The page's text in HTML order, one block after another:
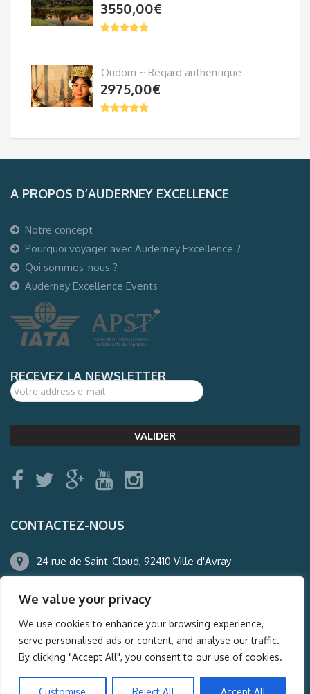
We value your privacy
We use cookies to enhance your browsing experience,
serve personalised ads or content, and analyse our traffic.
By clicking "Accept All", you consent to our use of cookies.
Customise Reject All Accept All
3550,00€
Oudom ~ Regard authentique
2975,00€
A PROPOS D’AUDERNEY EXCELLENCE
Notre concept
Pourquoi voyager avec Auderney Excellence ?
Qui sommes-nous ?
Auderney Excellence Events
RECEVEZ LA NEWSLETTER
CONTACTEZ-NOUS
24 rue de Saint-Cloud, 92410 Ville d'Avray